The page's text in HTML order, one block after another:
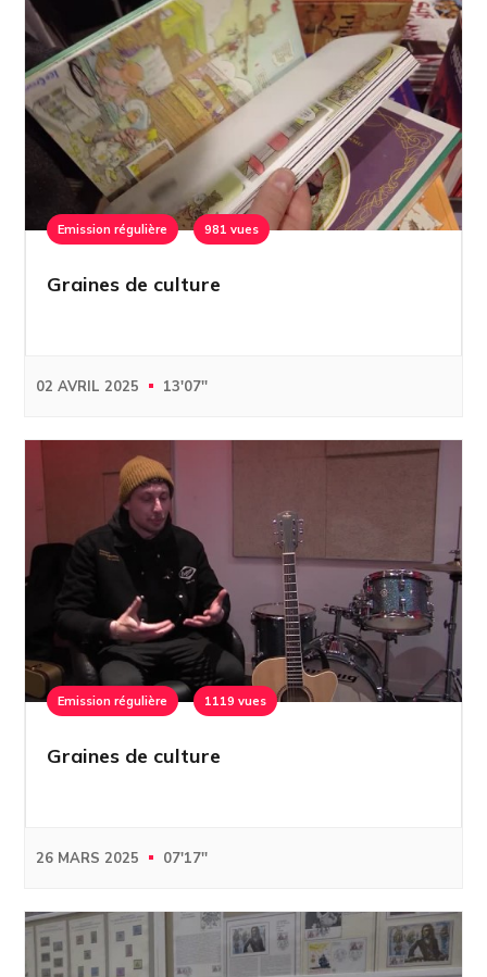
Emission régulière 981 vues
Graines de culture
02 AVRIL 2025 13'07''
Emission régulière 1119 vues
Graines de culture
26 MARS 2025 07'17''